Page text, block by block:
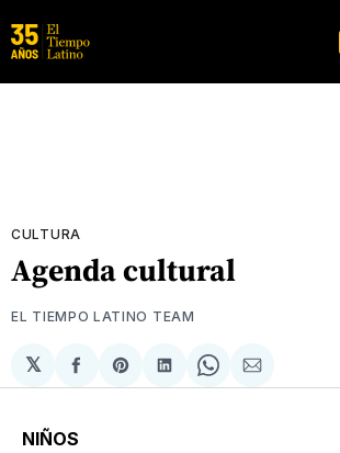
CULTURA
Agenda cultural
EL TIEMPO LATINO TEAM
𝕏
Compartir
en
Share
on
Compartir
en
Share
on
Compartir
via
NIÑOS